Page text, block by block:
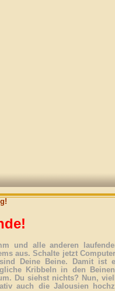
und alle anderen
aus. Schalte jetzt
Deine Beine. Damit ist
Kribbeln in den
Du siehst nichts? Nun,
auch die Jalousien